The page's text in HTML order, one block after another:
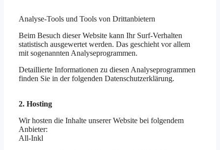
Analyse-Tools und Tools von Dritt­anbietern
Beim Besuch dieser Website kann Ihr Surf-Verhalten
statistisch ausgewertet werden. Das geschieht vor allem
mit sogenannten Analyseprogrammen.
Detaillierte Informationen zu diesen Analyseprogrammen
finden Sie in der folgenden Datenschutzerklärung.
2. Hosting
Wir hosten die Inhalte unserer Website bei folgendem
Anbieter:
All-Inkl